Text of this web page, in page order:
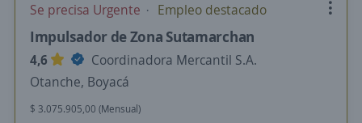
Se precisa Urgente Empleo destacado
Impulsador de Zona Sutamarchan
4,6
Coordinadora Mercantil S.A.
Otanche, Boyacá
$ 3.075.905,00 (Mensual)